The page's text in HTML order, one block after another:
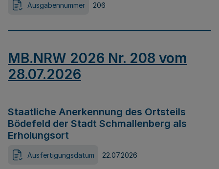
Ausgabennummer 206
MB.NRW 2026 Nr. 208 vom
28.07.2026
Staatliche Anerkennung des Ortsteils
Bödefeld der Stadt Schmallenberg als
Erholungsort
Ausfertigungsdatum 22.07.2026